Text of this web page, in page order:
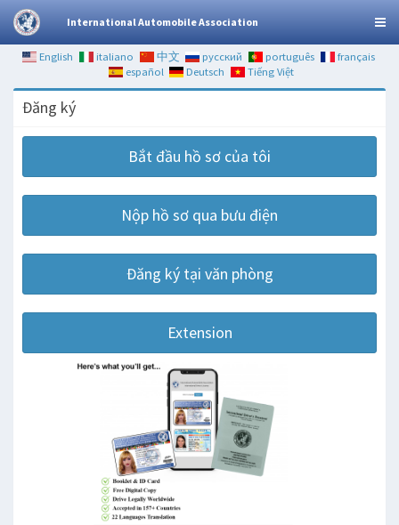
International Automobile Association
English italiano 中文 русский português
français
español
Deutsch Tiếng Việt
Đăng ký
Bắt đầu hồ sơ của tôi
Nộp hồ sơ qua bưu điện
Đăng ký tại văn phòng
Extension